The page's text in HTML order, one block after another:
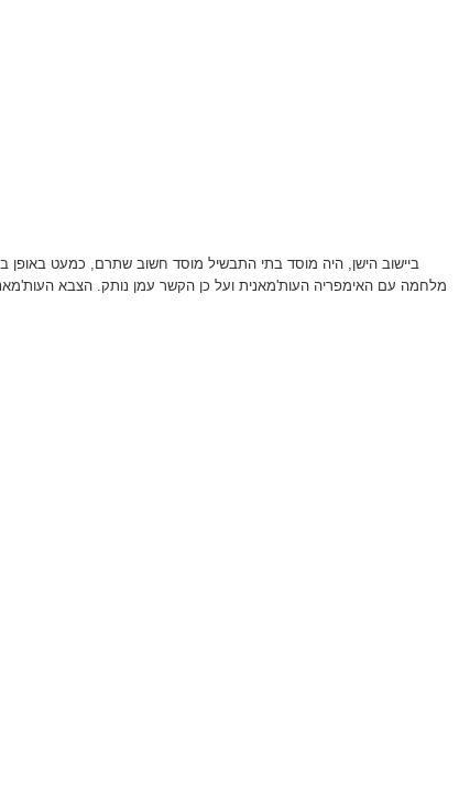
ביישוב הישן, היה מוסד בתי התבשיל מוסד חשוב שתרם, כמעט
מלחמה עם האימפריה העות'מאנית ועל כן הקשר עמן נותק. הצבא